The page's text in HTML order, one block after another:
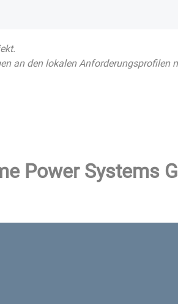
an den lokalen Anforderungsprofilen
Power Systems